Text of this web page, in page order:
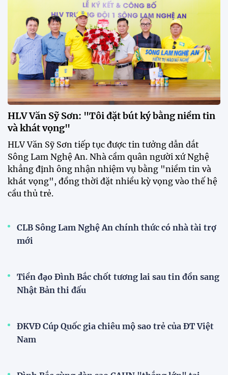
Dàn sao U23 Việt Nam hội quân,
sẵn sàng chinh phục ASIAD
2026
15:34 28/07/2026
Đội tuyển Việt Nam được tiếp
thêm sức mạnh trước trận gặp
Singapore
Mở bán vé trực tiếp trận sân
nhà đầu tiên của ĐT Việt Nam
"khổ luyện" dưới nắng gắt tại